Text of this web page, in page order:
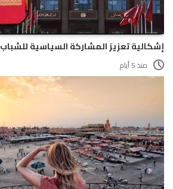
إشكالية تعزيز المشاركة السياسية للشباب
منذ 5 أيام